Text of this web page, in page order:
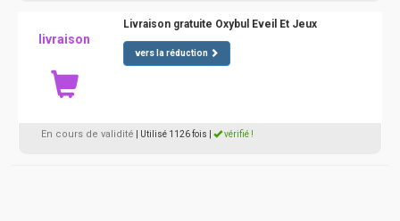
livraison
Livraison gratuite Oxybul Eveil Et Jeux
vers la réduction
En cours de validité | Utilisé 1126 fois vérifié !